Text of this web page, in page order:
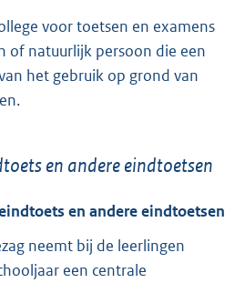
voor toetsen en examens
of natuurlijk persoon die een
het gebruik op grond van
en andere eindtoetsen
en andere eindtoetsen
neemt bij de leerlingen
een centrale